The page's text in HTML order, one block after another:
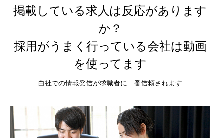
掲載している求人は反応があります
か？
採用がうまく行っている会社は動画
を使ってます
自社での情報発信が求職者に一番信頼されます